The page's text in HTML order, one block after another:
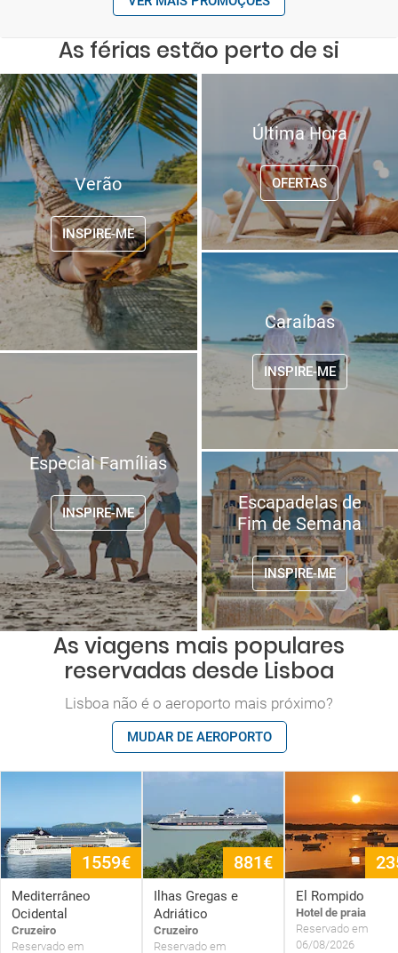
As férias estão perto de si
Verão
INSPIRE-ME
Especial Famílias
INSPIRE-ME
Última Hora
OFERTAS
Caraíbas
INSPIRE-ME
Escapadelas de
Fim de Semana
INSPIRE-ME
As viagens mais populares
reservadas desde Lisboa
Lisboa não é o aeroporto mais próximo?
MUDAR DE AEROPORTO
1559€
Mediterrâneo
Ocidental
Cruzeiro
Reservado em
881€
Ilhas Gregas e
Adriático
Cruzeiro
Reservado em
El Rompido
Hotel de praia
Reservado em
06/08/2026